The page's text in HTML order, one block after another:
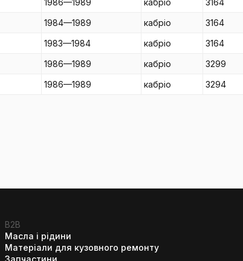
1986—1989 кабріо 3164
1984—1989 кабріо 3164
1983—1984 кабріо 3164
1986—1989 кабріо 3299
1986—1989 кабріо 3294
B2B
Масла і рідини
Матеріали для кузовного ремонту
Запчастини